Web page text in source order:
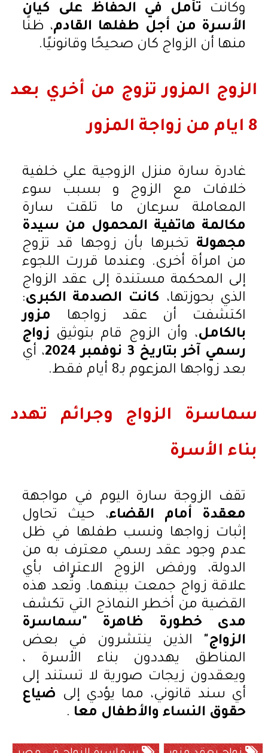
وكانت تأمل في الحفاظ على كيان
الأسرة من أجل طفلها القادم، ظنًا
منها أن الزواج كان صحيحًا وقانونيًا.
الزوج المزور تزوج من أخري بعد
8 ايام من زواجة المزور
غادرة سارة منزل الزوجية علي خلفية
خلافات مع الزوج و بسبب سوء
المعاملة سرعان ما تلقت سارة
مكالمة هاتفية المحمول من سيدة
مجهولة تخبرها بأن زوجها قد تزوج
من امرأة أخرى. وعندما قررت اللجوء
إلى المحكمة مستندة إلى عقد الزواج
الذي بحوزتها، كانت الصدمة الكبرى:
اكتشفت أن عقد زواجها مزور
بالكامل، وأن الزوج قام بتوثيق زواج
رسمي آخر بتاريخ 3 نوفمبر 2024
، أي
بعد زواجها المزعوم بـ8 أيام فقط.
سماسرة الزواج وجرائم تهدد
بناء الأسرة
تقف الزوجة سارة اليوم في مواجهة
معقدة أمام القضاء، حيث تحاول
إثبات زواجها ونسب طفلها في ظل
عدم وجود عقد رسمي معترف به من
الدولة، ورفض الزوج الاعتراف بأي
علاقة زواج جمعت بينهما. وتُعد هذه
القضية من أخطر النماذج التي تكشف
مدى خطورة ظاهرة "سماسرة
الزواج" الذين ينتشرون في بعض
المناطق يهددون بناء الأسرة ،
ويعقدون زيجات صورية لا تستند إلى
أي سند قانوني، مما يؤدي إلى ضياع
حقوق النساء والأطفال معا .